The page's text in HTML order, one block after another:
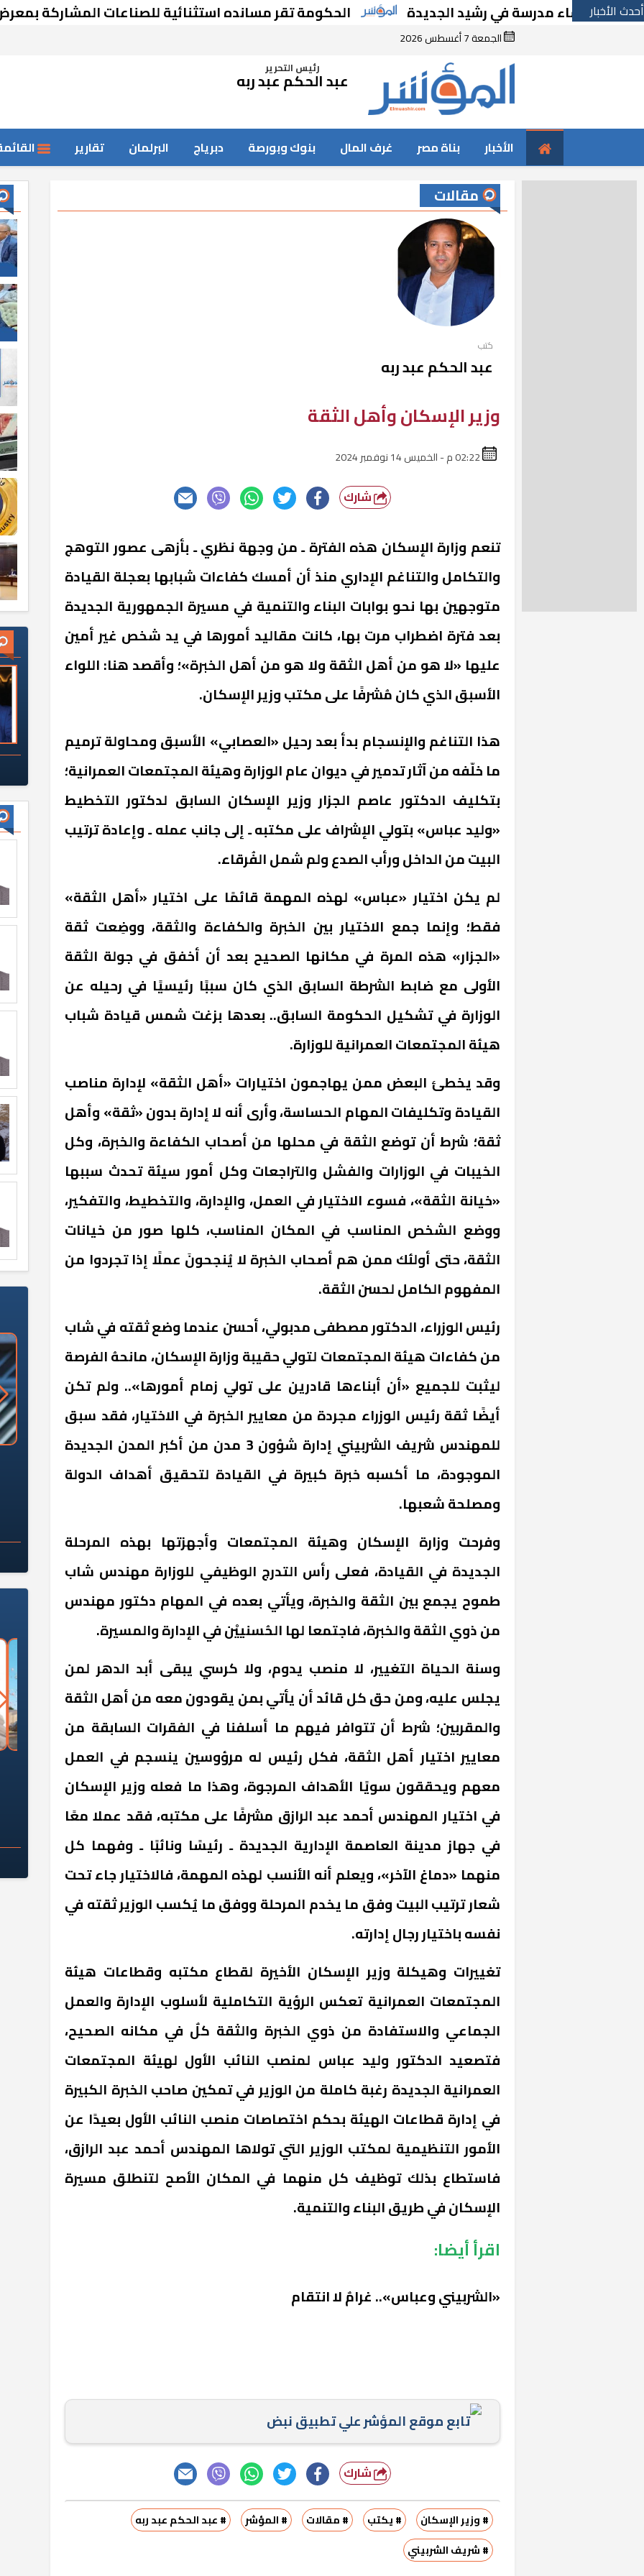
أحدث الأخبارمدرسة في رشيد الجديدة الحكومة تقر مسانده استثنائية للصناعات المشاركة بمعرض
الجمعة 7 أغسطس 2026
رئيس التحرير
عبد الحكم عبد ربه
الأخبار بناة مصر غرف المال بنوك وبورصة دبرياج البرلمان تقارير
مقالات
كتب
عبد الحكم عبد ربه
وزير الإسكان وأهل الثقة
شارك
تنعم وزارة الإسكان هذه الفترة ـ من وجهة نظري ـ بأزهى عصور التوهج
والتكامل والتناغم الإداري منذ أن أمسك كفاءات شبابها بعجلة القيادة
متوجهين بها نحو بوابات البناء والتنمية في مسيرة الجمهورية الجديدة
بعد فترة اضطراب مرت بها، كانت مقاليد أمورها في يد شخص غير أمين
عليها «لا هو من أهل الثقة ولا هو من أهل الخبرة»؛ وأقصد هنا: اللواء
الأسبق الذي كان مُشرفًا على مكتب وزير الإسكان.
هذا التناغم والإنسجام بدأ بعد رحيل «العصابي» الأسبق ومحاولة ترميم
ما خلّفه من آثار تدمير في ديوان عام الوزارة وهيئة المجتمعات العمرانية؛
بتكليف الدكتور عاصم الجزار وزير الإسكان السابق لدكتور التخطيط
«وليد عباس» بتولي الإشراف على مكتبه ـ إلى جانب عمله ـ وإعادة ترتيب
البيت من الداخل ورأب الصدع ولم شمل الفُرقاء.
لم يكن اختيار «عباس» لهذه المهمة قائمًا على اختيار «أهل الثقة»
فقط؛ وإنما جمع الاختيار بين الخبرة والكفاءة والثقة، ووضِعت ثقة
«الجزار» هذه المرة في مكانها الصحيح بعد أن أخفق في جولة الثقة
الأولى مع ضابط الشرطة السابق الذي كان سببًا رئيسيًا في رحيله عن
الوزارة في تشكيل الحكومة السابق.. بعدها بزغت شمس قيادة شباب
هيئة المجتمعات العمرانية للوزارة.
وقد يخطئ البعض ممن يهاجمون اختيارات «أهل الثقة» لإدارة مناصب
القيادة وتكليفات المهام الحساسة، وأرى أنه لا إدارة بدون «ثقة» وأهل
ثقة؛ شرط أن توضع الثقة في محلها من أصحاب الكفاءة والخبرة، وكل
الخيبات في الوزارات والفشل والتراجعات وكل أمور سيئة تحدث سببها
«خيانة الثقة»، فسوء الاختيار في العمل، والإدارة، والتخطيط، والتفكير،
ووضع الشخص المناسب في المكان المناسب، كلها صور من خيانات
الثقة، حتى أولئك ممن هم أصحاب الخبرة لا يُنجحونَ عملًا إذا تجردوا من
المفهوم الكامل لحسن الثقة.
رئيس الوزراء، الدكتور مصطفى مدبولي، أحسن عندما وضع ثقته في شاب
من كفاءات هيئة المجتمعات لتولي حقيبة وزارة الإسكان، مانحهُ الفرصة
ليثبت للجميع «أن أبناءها قادرين على تولي زمام أمورها».. ولم تكن
أيضًا ثقة رئيس الوزراء مجردة من معايير الخبرة في الاختيار، فقد سبق
للمهندس شريف الشربيني إدارة شؤون 3 مدن من أكبر المدن الجديدة
الموجودة، ما أكسبه خبرة كبيرة في القيادة لتحقيق أهداف الدولة
ومصلحة شعبها.
وفرحت وزارة الإسكان وهيئة المجتمعات وأجهزتها بهذه المرحلة
الجديدة في القيادة، فعلى رأس التدرج الوظيفي للوزارة مهندس شاب
طموح يجمع بين الثقة والخبرة، ويأتي بعده في المهام دكتور مهندس
من ذوي الثقة والخبرة، فاجتمعا لها الحُسنييْن في الإدارة والمسيرة.
وسنة الحياة التغيير، لا منصب يدوم، ولا كرسي يبقى أبد الدهر لمن
يجلس عليه، ومن حق كل قائد أن يأتي بمن يقودون معه من أهل الثقة
والمقربين؛ شرط أن تتوافر فيهم ما أسلفنا في الفقرات السابقة من
معايير اختيار أهل الثقة، فكل رئيس له مرؤوسين ينسجم في العمل
معهم ويحققون سويًا الأهداف المرجوة، وهذا ما فعله وزير الإسكان
في اختيار المهندس أحمد عبد الرازق مشرفًا على مكتبه، فقد عملا معًا
في جهاز مدينة العاصمة الإدارية الجديدة ـ رئيسًا ونائبًا ـ وفهما كل
منهما «دماغ الآخر»، ويعلم أنه الأنسب لهذه المهمة، فالاختيار جاء تحت
شعار ترتيب البيت وفق ما يخدم المرحلة ووفق ما يُكسب الوزير ثقته في
نفسه باختيار رجال إدارته.
تغييرات وهيكلة وزير الإسكان الأخيرة لقطاع مكتبه وقطاعات هيئة
المجتمعات العمرانية تعكس الرؤية التكاملية لأسلوب الإدارة والعمل
الجماعي والاستفادة من ذوي الخبرة والثقة كلٌ في مكانه الصحيح،
فتصعيد الدكتور وليد عباس لمنصب النائب الأول لهيئة المجتمعات
العمرانية الجديدة رغبة كاملة من الوزير في تمكين صاحب الخبرة الكبيرة
في إدارة قطاعات الهيئة بحكم اختصاصات منصب النائب الأول بعيدًا عن
الأمور التنظيمية لمكتب الوزير التي تولاها المهندس أحمد عبد الرازق،
فاستطاع بذلك توظيف كل منهما في المكان الأصح لتنطلق مسيرة
الإسكان في طريق البناء والتنمية.
اقرأ أيضا:
«الشربيني وعباس».. غرامٌ لا انتقام
تابع موقع المؤشر علي تطبيق نبض
شارك
# وزير الإسكان # يكتب # مقالات # المؤشر
# عبد الحكم عبد ربه
# شريف الشربيني
«وزارة الآثار»: العُثور على 10 توابيت
خشبية بفناء مقبرة "باكي" غذائية في أسبوع
«المؤشر» يطرح السؤال الصعب: هل
كان اختيار خريج معهد العاشر من
رمضان وزيرًا للإسكان قرارًا صائبًا؟
لماذا تخالف الشركات العقارية
تعليمات الرئيس السيسي؟